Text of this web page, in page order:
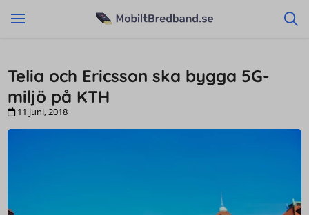
Telia och Ericsson ska bygga 5G-
miljö på KTH
11 juni, 2018